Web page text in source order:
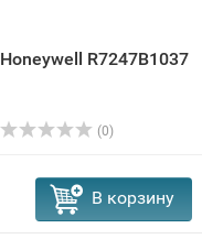
Honeywell R7247B1037
(0)
В корзину